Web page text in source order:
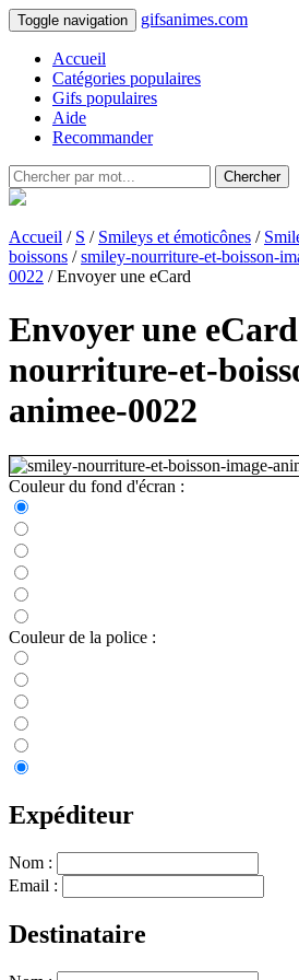
Toggle navigation gifsanimes.com
Accueil
Catégories populaires
Gifs populaires
Aide
Recommander
Chercher
Accueil / S / Smileys et émoticônes /
boissons /smiley-nourriture-et-boisson-
0022 / Envoyer une eCard
Envoyer une
nourriture-et-
animee-0022
Couleur du fond d'écran :
Couleur de la police :
Expéditeur
Nom :
Email :
Destinataire